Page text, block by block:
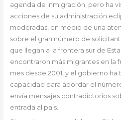
agenda de inmigración, pero ha
acciones de su administración
moderadas, en medio de una
sobre el gran número de
que llegan a la frontera sur de
encontraron más migrantes en la
mes desde 2001, y el gobierno
capacidad para abordar el
envía mensajes contradictorios
entrada al país.